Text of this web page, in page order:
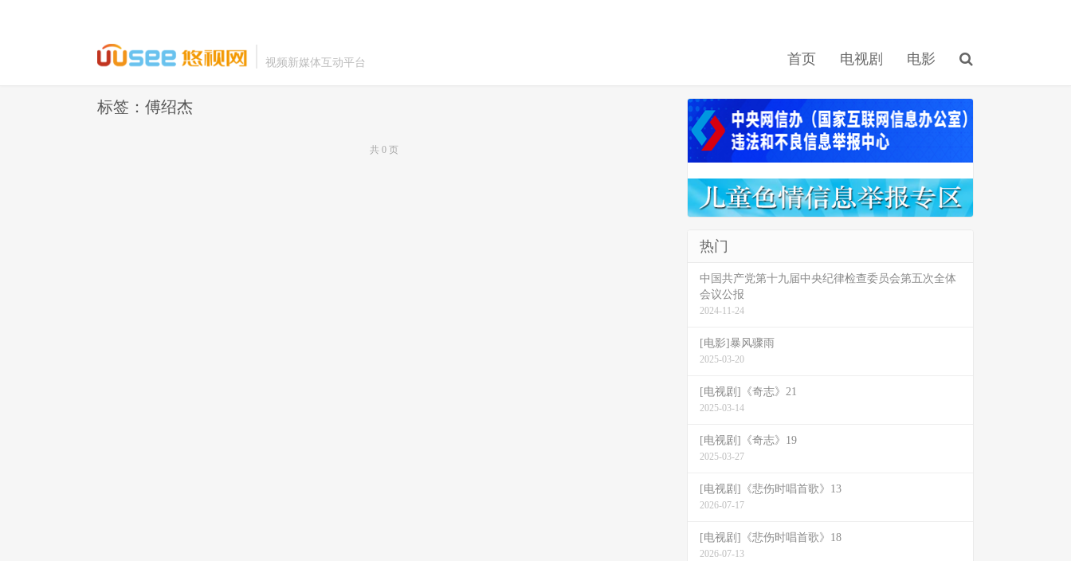
视频新媒体互动平台 首页 电视剧 电影
标签：傅绍杰
共 0 页
热门
中国共产党第十九届中央纪律检查委员会第五次全体
会议公报
2024-11-24
[电影]暴风骤雨
2025-03-20
[电视剧]《奇志》21
2025-03-14
[电视剧]《奇志》19
2025-03-27
[电视剧]《悲伤时唱首歌》13
2026-07-17
[电视剧]《悲伤时唱首歌》18
2026-07-13